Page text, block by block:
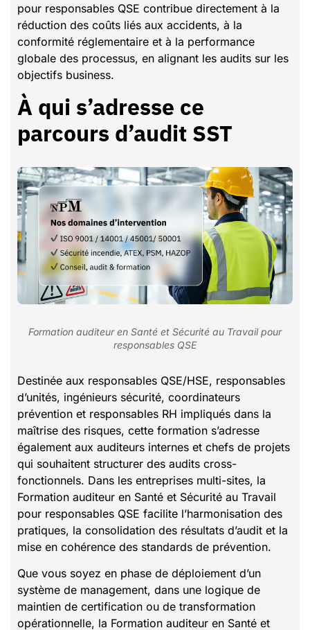
pour responsables QSE contribue directement à la
réduction des coûts liés aux accidents, à la
conformité réglementaire et à la performance
globale des processus, en alignant les audits sur les
objectifs business.
À qui s’adresse ce
parcours d’audit SST
Formation auditeur en Santé et Sécurité au Travail pour
responsables QSE
Destinée aux responsables QSE/HSE, responsables
d’unités, ingénieurs sécurité, coordinateurs
prévention et responsables RH impliqués dans la
maîtrise des risques, cette formation s’adresse
également aux auditeurs internes et chefs de projets
qui souhaitent structurer des audits cross-
fonctionnels. Dans les entreprises multi-sites, la
Formation auditeur en Santé et Sécurité au Travail
pour responsables QSE facilite l’harmonisation des
pratiques, la consolidation des résultats d’audit et la
mise en cohérence des standards de prévention.
Que vous soyez en phase de déploiement d’un
système de management, dans une logique de
maintien de certification ou de transformation
opérationnelle, la Formation auditeur en Santé et